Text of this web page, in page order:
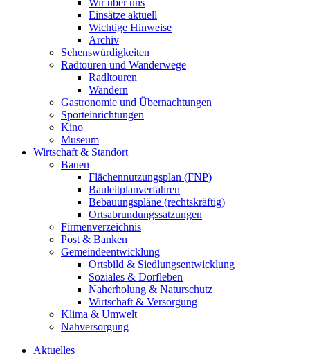
Wir über uns
Einsätze aktuell
Wichtige Hinweise
Archiv
Sehenswürdigkeiten
Radtouren und Wanderwege
Radltouren
Wandern
Gastronomie und Übernachtungen
Sporteinrichtungen
Kino
Museum
Wirtschaft & Standort
Bauen
Flächennutzungsplan (FNP)
Bauleitplanverfahren
Bebauungspläne (rechtskräftig)
Ortsabrundungssatzungen
Firmenverzeichnis
Post & Banken
Gemeindeentwicklung
Ortsbild & Siedlungsentwicklung
Soziales & Dorfleben
Naherholung & Naturschutz
Wirtschaft & Versorgung
Klima & Umwelt
Nahversorgung
Aktuelles